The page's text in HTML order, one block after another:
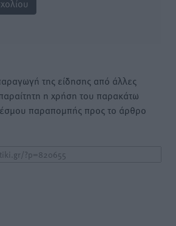
της είδησης από άλλες
η χρήση του παρακάτω
παραπομπής προς το άρθρο